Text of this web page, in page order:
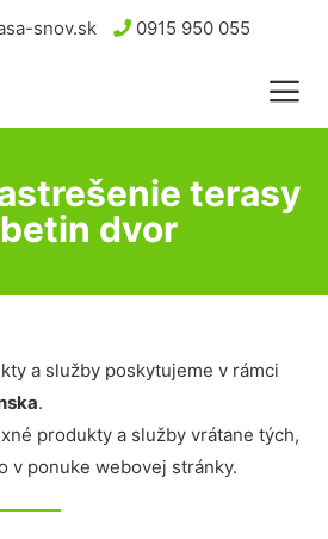
snov.sk 0915 950 055
terasy
dvor
a služby poskytujeme v rámci
.
produkty a služby vrátane tých,
v ponuke webovej stránky.